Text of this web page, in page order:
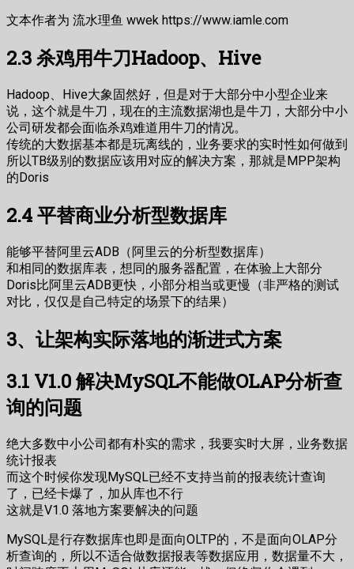
文本作者为 流水理鱼 wwek https://www.iamle.com
2.3 杀鸡用牛刀Hadoop、Hive
Hadoop、Hive大象固然好，但是对于大部分中小型企业来
说，这个就是牛刀，现在的主流数据湖也是牛刀，大部分中小
公司研发都会面临杀鸡难道用牛刀的情况。
传统的大数据基本都是玩离线的，业务要求的实时性如何做到
所以TB级别的数据应该用对应的解决方案，那就是MPP架构
的Doris
2.4 平替商业分析型数据库
能够平替阿里云ADB（阿里云的分析型数据库）
和相同的数据库表，想同的服务器配置，在体验上大部分
Doris比阿里云ADB更快，小部分相当或更慢（非严格的测试
对比，仅仅是自己特定的场景下的结果）
3、让架构实际落地的渐进式方案
3.1 V1.0 解决MySQL不能做OLAP分析查
询的问题
绝大多数中小公司都有朴实的需求，我要实时大屏，业务数据
统计报表
而这个时候你发现MySQL已经不支持当前的报表统计查询
了，已经卡爆了，加从库也不行
这就是V1.0 落地方案要解决的问题
MySQL是行存数据库也即是面向OLTP的，不是面向OLAP分
析查询的，所以不适合做数据报表等数据应用，数据量不大，